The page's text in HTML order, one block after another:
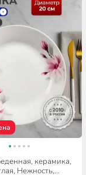
керамика,
Нежность,